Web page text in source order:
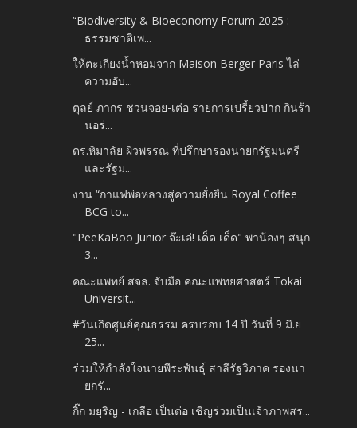
“Biodiversity & Bioeconomy Forum 2025 :
ธรรมชาติเพ...
ให้ตะเกียงน้ำหอมจาก Maison Berger Paris ไล่
ความอับ...
ตุลย์ ภากร ชวนจอย-เต๋อ รายการเปรี้ยวปาก กินร้า
นอร่...
ดร.หิมาลัย ผิวพรรณ ที่ปรึกษารองนายกรัฐมนตรี
และรัฐม...
งาน “กาแฟพ่อหลวงสู่ความยั่งยืน Royal Coffee
BCG to...
"PeeKaBoo Junior จ๊ะเอ๋! เด็ด เด็ด" พาน้องๆ สนุก
3...
คณะแพทย์ สจล. จับมือ คณะแพทยศาสตร์ Tokai
Universit...
#วันเกิดศูนย์คุณธรรม ครบรอบ 14 ปี วันที่ 9 มิ.ย
25...
ร่วมให้กำลังใจนายพีระพันธุ์ สาลีรัฐวิภาค รองนา
ยกรั...
กิ๊ก มยุริญ - เกลือ เป็นต่อ เชิญร่วมเป็นเจ้าภาพสร...